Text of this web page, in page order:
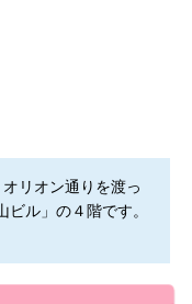
リオン通りを渡っ
ル」の４階です。